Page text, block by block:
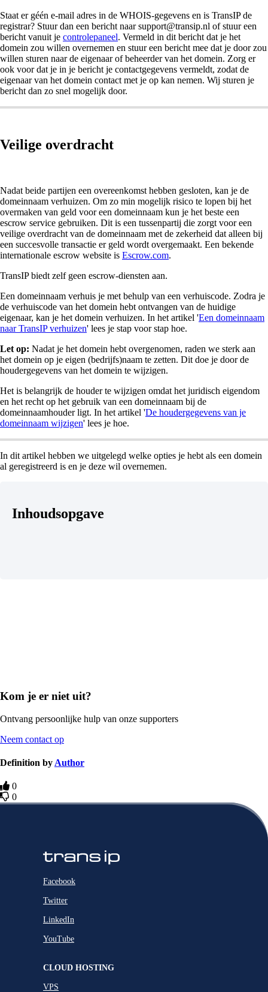
Staat er géén e-mail adres in de WHOIS-gegevens en is TransIP de
registrar? Stuur dan een bericht naar support@transip.nl of stuur een
bericht vanuit je controlepaneel. Vermeld in dit bericht dat je het
domein zou willen overnemen en stuur een bericht mee dat je door zou
willen sturen naar de eigenaar of beheerder van het domein. Zorg er
ook voor dat je in je bericht je contactgegevens vermeldt, zodat de
eigenaar van het domein contact met je op kan nemen. Wij sturen je
bericht dan zo snel mogelijk door.
Veilige overdracht
Nadat beide partijen een overeenkomst hebben gesloten, kan je de
domeinnaam verhuizen. Om zo min mogelijk risico te lopen bij het
overmaken van geld voor een domeinnaam kun je het beste een
escrow service gebruiken. Dit is een tussenpartij die zorgt voor een
veilige overdracht van de domeinnaam met de zekerheid dat alleen bij
een succesvolle transactie er geld wordt overgemaakt. Een bekende
internationale escrow website is Escrow.com.
TransIP biedt zelf geen escrow-diensten aan.
Een domeinnaam verhuis je met behulp van een verhuiscode. Zodra je
de verhuiscode van het domein hebt ontvangen van de huidige
eigenaar, kan je het domein verhuizen. In het artikel 'Een domeinnaam
naar TransIP verhuizen' lees je stap voor stap hoe.
Let op: Nadat je het domein hebt overgenomen, raden we sterk aan
het domein op je eigen (bedrijfs)naam te zetten. Dit doe je door de
houdergegevens van het domein te wijzigen.
Het is belangrijk de houder te wijzigen omdat het juridisch eigendom
en het recht op het gebruik van een domeinnaam bij de
domeinnaamhouder ligt. In het artikel 'De houdergegevens van je
domeinnaam wijzigen' lees je hoe.
In dit artikel hebben we uitgelegd welke opties je hebt als een domein
al geregistreerd is en je deze wil overnemen.
Inhoudsopgave
Kom je er niet uit?
Ontvang persoonlijke hulp van onze supporters
Neem contact op
Definition by Author
0
0
Facebook
Twitter
LinkedIn
YouTube
CLOUD HOSTING
VPS